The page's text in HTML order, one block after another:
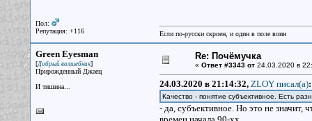
Пол:
Репутация: +116
Если по-русски скроен, и один в поле воин
Green Eyesman
[Добрый волшебник]
Прирожденный Джаец
И тишина...
Re: Почёмучка
« Ответ #3343 от24.03.2020 в
24.03.2020 в 21:14:32, ZLOY писал(a):
Качество - понятие субъективное. Есть
- да, субъективное. Но это не значит,